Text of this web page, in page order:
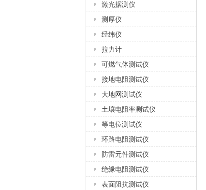
上海徐吉电气有限公司
激光据测仪
测厚仪
经纬仪
拉力计
可燃气体测试仪
接地电阻测试仪
大地网测试仪
土壤电阻率测试仪
等电位测试仪
环路电阻测试仪
防雷元件测试仪
绝缘电阻测试仪
表面阻抗测试仪